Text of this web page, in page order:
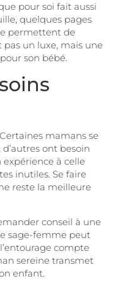
pour soi fait aussi
quelques pages
permettent de
pas un luxe, mais une
son bébé.
mamans se
ont besoin
à celle
inutiles. Se faire
reste la meilleure
conseil à une
sage-femme peut
compte
sereine transmet
enfant.